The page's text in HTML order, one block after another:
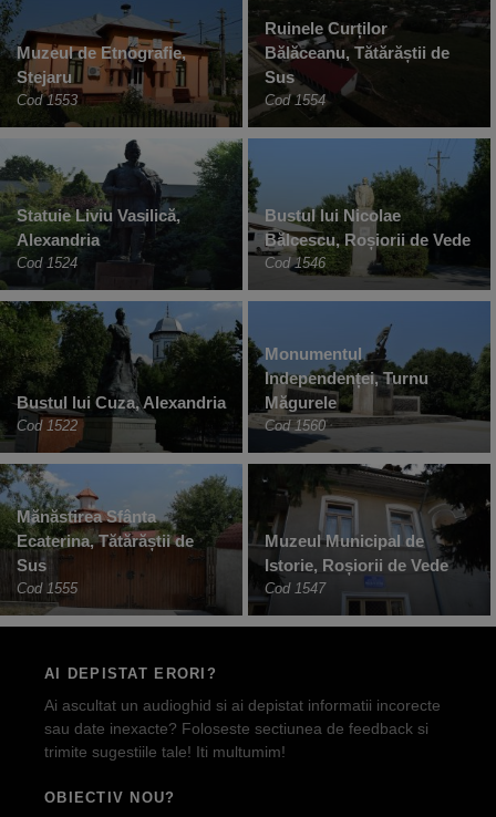
Muzeul de Etnografie,
Stejaru
Cod 1553
Ruinele Curților
Bălăceanu, Tătărăștii de
Sus
Cod 1554
Statuie Liviu Vasilică,
Alexandria
Cod 1524
Bustul lui Nicolae
Bălcescu, Roșiorii de Vede
Cod 1546
Bustul lui Cuza, Alexandria
Cod 1522
Monumentul
Independenței, Turnu
Măgurele
Cod 1560
Mănăstirea Sfânta
Ecaterina, Tătărăștii de
Sus
Cod 1555
Muzeul Municipal de
Istorie, Roșiorii de Vede
Cod 1547
AI DEPISTAT ERORI?
Ai ascultat un audioghid si ai depistat informatii incorecte
sau date inexacte? Foloseste sectiunea de feedback si
trimite sugestiile tale! Iti multumim!
OBIECTIV NOU?